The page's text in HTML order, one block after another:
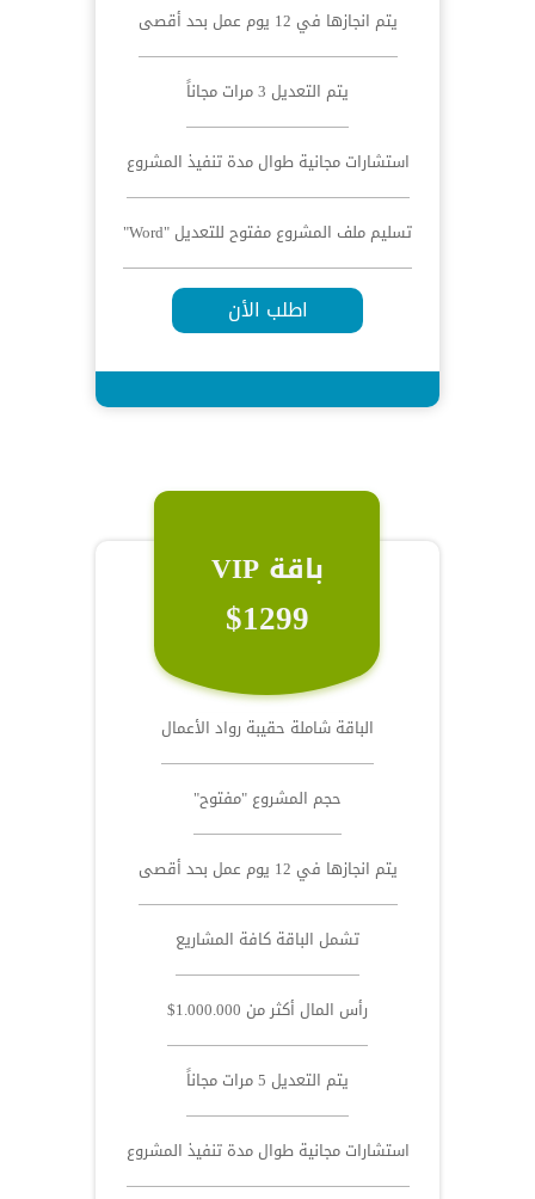
يتم انجازها في 12 يوم عمل بحد أقصى
يتم التعديل 3 مرات مجاناً
استشارات مجانية طوال مدة تنفيذ المشروع
تسليم ملف المشروع مفتوح للتعديل "Word"
اطلب الأن
باقة VIP
$1299
الباقة شاملة حقيبة رواد الأعمال
حجم المشروع "مفتوح"
يتم انجازها في 12 يوم عمل بحد أقصى
تشمل الباقة كافة المشاريع
رأس المال أكثر من 1.000.000$
يتم التعديل 5 مرات مجاناً
استشارات مجانية طوال مدة تنفيذ المشروع